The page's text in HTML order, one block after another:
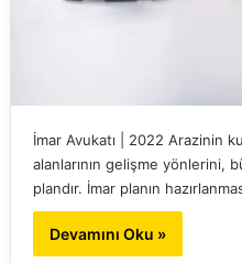
İmar Avukatı | 2022 Arazinin
alanlarının gelişme yönlerini,
plandır. İmar planın
Devamını Oku »